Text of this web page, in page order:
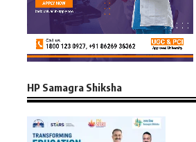
HP Samagra Shiksha